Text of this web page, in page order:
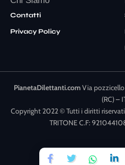
Contatti
Privacy Policy
PianetaDilettanti.comVia pozzicello
(RC) –
Copyright 2022 © Tutti i diritti
TRITONE C.F: